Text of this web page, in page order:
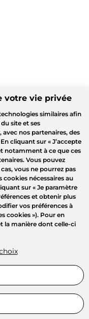
votre vie privée
similaires afin
site et ses
nos partenaires, des
cliquant sur « J’accepte
notamment à ce que ces
Vous pouvez
vous ne pourrez pas
cookies nécessaires au
sur « Je paramètre
et obtenir plus
vos préférences à
cookies »). Pour en
la manière dont celle-ci